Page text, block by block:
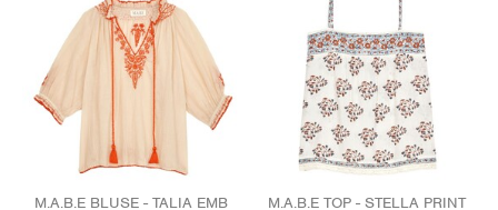
M.A.B.E BLUSE - TALIA EMB
M.A.B.E TOP - STELLA PRINT